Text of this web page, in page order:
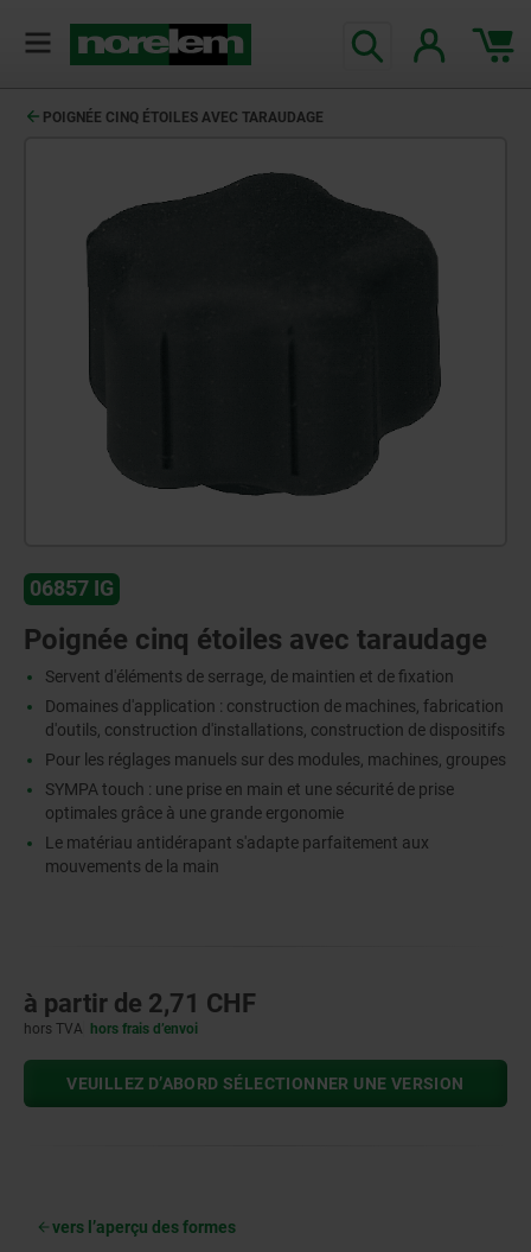
POIGNÉE CINQ ÉTOILES AVEC TARAUDAGE
06857 IG
Poignée cinq étoiles avec taraudage
Servent d'éléments de serrage, de maintien et de fixation
Domaines d'application : construction de machines, fabrication
d'outils, construction d'installations, construction de dispositifs
Pour les réglages manuels sur des modules, machines, groupes
SYMPA touch : une prise en main et une sécurité de prise
optimales grâce à une grande ergonomie
Le matériau antidérapant s'adapte parfaitement aux
mouvements de la main
à partir de 2,71 CHF
hors TVA hors frais d’envoi
VEUILLEZ D’ABORD SÉLECTIONNER UNE VERSION
vers l’aperçu des formes